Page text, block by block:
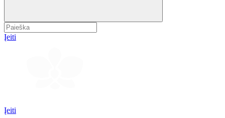
Įeiti
Įeiti